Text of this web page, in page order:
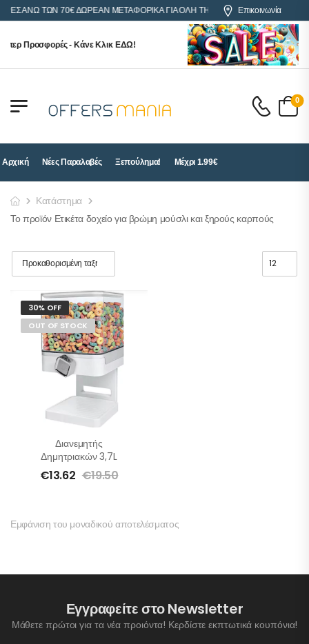
ΑΝΩ ΤΩΝ 70€ ΔΩΡΕΑΝ ΜΕΤΑΦΟΡΙΚΑ ΓΙΑ ΟΛΗ ΤΗΝ ΕΛΛΑΔΑΕπικοινωνία
Προσφορές - Κάνε Κλικ ΕΔΩ!
0
Αρχική Νέες Παραλαβές Ξεπούλημα! Μέχρι 1.99€
Κατάστημα
Το προϊόν Ετικέτα δοχείο για βρώμη μούσλι και ξηρούς καρπούς
30% OFF
OUT OF STOCK
Διανεμητής
Δημητριακών 3,7L
€13.62 €19.50
Εμφάνιση του μοναδικού αποτελέσματος
Εγγραφείτε στο Newsletter
Μάθετε πρώτοι για τα νέα προιόντα! Κερδίστε εκπτωτικά κουπόνια!